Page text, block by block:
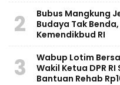
2
Bubus Mangkung
Budaya Tak
Kemendikbud RI
3
Wabup Lotim
Wakil Ketua DPR
Bantuan Rehab